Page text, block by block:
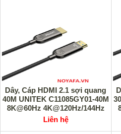
Dây, Cáp HDMI 2.1 sợi quang
40M UNITEK C11085GY01-40M
8K@60Hz 4K@120Hz/144Hz
cao cấp
Liên hệ